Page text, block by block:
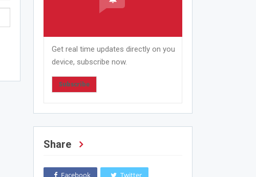
Get real time updates directly on you
device, subscribe now.
Subscribe
Share
Facebook Twitter